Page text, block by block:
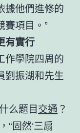
據他們進修的
賽項目。”
有實行
作學院四周的
劉振湖和先生
么題目交通 ？
“固然‘三扇